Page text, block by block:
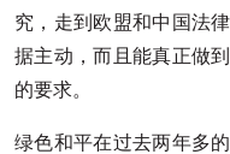
究，走到欧盟和中国法
据主动，而且能真正做
的要求。
绿色和平在过去两年多